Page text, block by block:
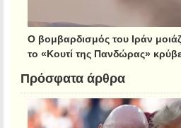
Ο βομβαρδισμός του Ιράν
το «Κουτί της Πανδώρας»
Πρόσφατα άρθρα